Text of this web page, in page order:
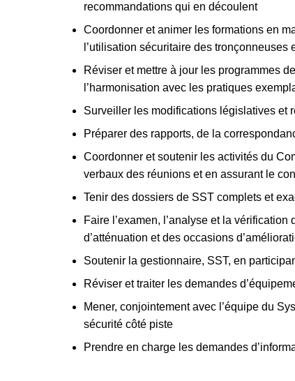
recommandations qui en découlent
Coordonner et animer les formations en
l’utilisation sécuritaire des
Réviser et mettre à jour les programmes
l’harmonisation avec les pratiques
Surveiller les modifications législatives et
Préparer des rapports, de la
Coordonner et soutenir les activités du
verbaux des réunions et en assurant le
Tenir des dossiers de SST complets et
Faire l’examen, l’analyse et la
d’atténuation et des occasions
Soutenir la gestionnaire, SST, en
Réviser et traiter les demandes
Mener, conjointement avec l’équipe du
sécurité côté piste
Prendre en charge les demandes